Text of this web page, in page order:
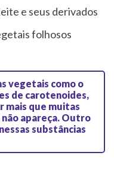
e seus derivados
folhosos
vegetais como o
de carotenoides,
mais que muitas
apareça. Outro
substâncias